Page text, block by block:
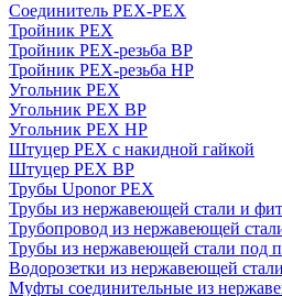
Соединитель PEX-PEX
Тройник PEX
Тройник PEX-резьба ВР
Тройник PEX-резьба НР
Угольник PEX
Угольник PEX ВР
Угольник PEX НР
Штуцер PEX c накидной гайкой
Штуцер PEX ВР
Трубы Uponor PEX
Трубы из нержавеющей стали и
Трубопровод из нержавеющей
Трубы из нержавеющей стали под
Водорозетки из нержавеющей
Муфты соединительные из